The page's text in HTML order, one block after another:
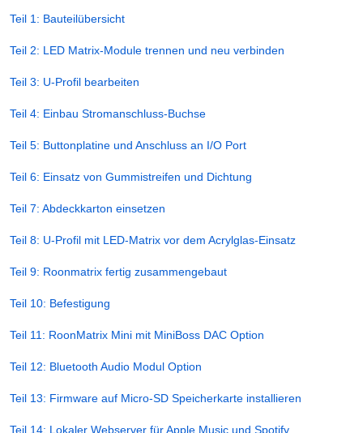
Teil 1: Bauteilübersicht
Teil 2: LED Matrix-Module trennen und neu verbinden
Teil 3: U-Profil bearbeiten
Teil 4: Einbau Stromanschluss-Buchse
Teil 5: Buttonplatine und Anschluss an I/O Port
Teil 6: Einsatz von Gummistreifen und Dichtung
Teil 7: Abdeckkarton einsetzen
Teil 8: U-Profil mit LED-Matrix vor dem Acrylglas-Einsatz
Teil 9: Roonmatrix fertig zusammengebaut
Teil 10: Befestigung
Teil 11: RoonMatrix Mini mit MiniBoss DAC Option
Teil 12: Bluetooth Audio Modul Option
Teil 13: Firmware auf Micro-SD Speicherkarte installieren
Teil 14: Lokaler Webserver für Apple Music und Spotify